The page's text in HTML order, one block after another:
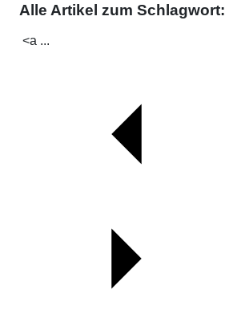
Alle Artikel zum Schlagwort:
<a ...